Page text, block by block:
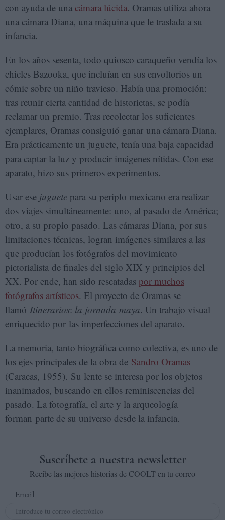
con ayuda de una cámara lúcida. Oramas utiliza ahora
una cámara Diana, una máquina que le traslada a su
infancia.
En los años sesenta, todo quiosco caraqueño vendía los
chicles Bazooka, que incluían en sus envoltorios un
cómic sobre un niño travieso. Había una promoción:
tras reunir cierta cantidad de historietas, se podía
reclamar un premio. Tras recolectar los suficientes
ejemplares, Oramas consiguió ganar una cámara Diana.
Era prácticamente un juguete, tenía una baja capacidad
para captar la luz y producir imágenes nítidas. Con ese
aparato, hizo sus primeros experimentos.
Usar ese juguete para su periplo mexicano era realizar
dos viajes simultáneamente: uno, al pasado de América;
otro, a su propio pasado. Las cámaras Diana, por sus
limitaciones técnicas, logran imágenes similares a las
que producían los fotógrafos del movimiento
pictorialista de finales del siglo XIX y principios del
XX. Por ende, han sido rescatadas por muchos
fotógrafos artísticos. El proyecto de Oramas se
llamó Itinerarios: la jornada maya. Un trabajo visual
enriquecido por las imperfecciones del aparato.
La memoria, tanto biográfica como colectiva, es uno de
los ejes principales de la obra de Sandro Oramas
(Caracas, 1955). Su lente se interesa por los objetos
inanimados, buscando en ellos reminiscencias del
pasado. La fotografía, el arte y la arqueología
forman parte de su universo desde la infancia.
Suscríbete a nuestra newsletter
Recibe las mejores historias de COOLT en tu correo
Email